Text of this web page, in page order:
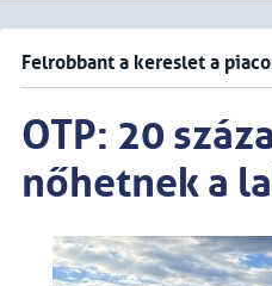
Felrobbant a kereslet a
OTP: 20
nőhetnek a